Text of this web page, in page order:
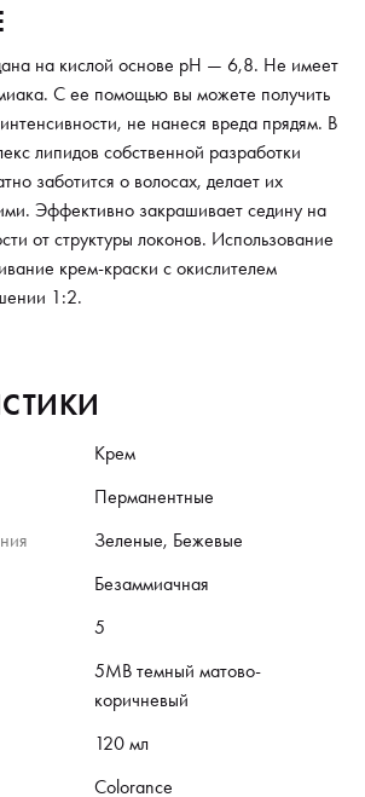
на кислой основе pH — 6,8. Не имеет
С ее помощью вы можете получить
не нанеся вреда прядям. В
липидов собственной разработки
заботится о волосах, делает их
Эффективно закрашивает седину на
от структуры локонов. Использование
крем-краски с окислителем
1:2.
Крем
Перманентные
Зеленые, Бежевые
Безаммиачная
5
5MB темный матово-
коричневый
120 мл
Colorance